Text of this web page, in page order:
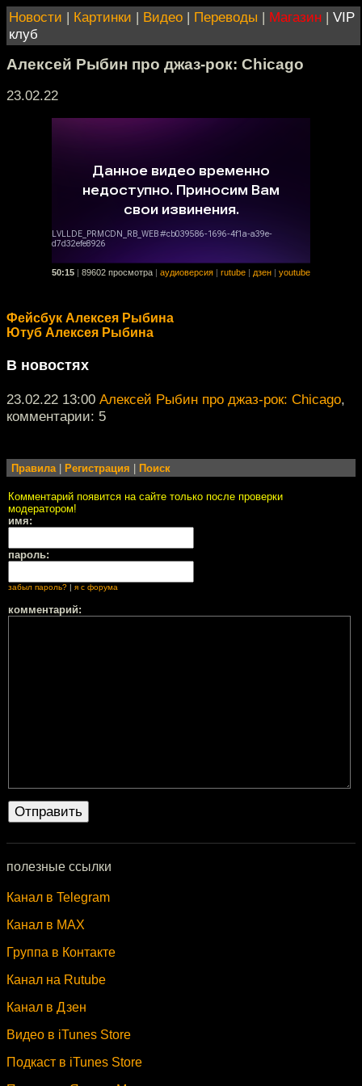
Новости | Картинки | Видео | Переводы | Магазин | VIP
клуб
Алексей Рыбин про джаз-рок: Chicago
23.02.22
50:15 89602 просмотра аудиоверсия rutube дзен youtube
Фейсбук Алексея Рыбина
Ютуб Алексея Рыбина
В новостях
23.02.22 13:00 Алексей Рыбин про джаз-рок: Chicago,
комментарии: 5
Правила| Регистрация Поиск
Комментарий появится на сайте только после проверки
модератором!
имя:
пароль:
забыл пароль? я с форума
комментарий:
полезные ссылки
Канал в Telegram
Канал в MAX
Группа в Контакте
Канал на Rutube
Канал в Дзен
Видео в iTunes Store
Подкаст в iTunes Store